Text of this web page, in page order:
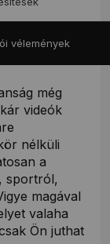
vélemények
még
videók
nélküli
a
sportról,
magával
valaha
Ön juthat